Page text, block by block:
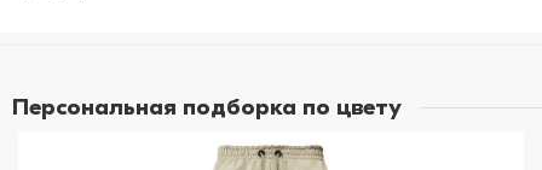
Персональная подборка по цвету